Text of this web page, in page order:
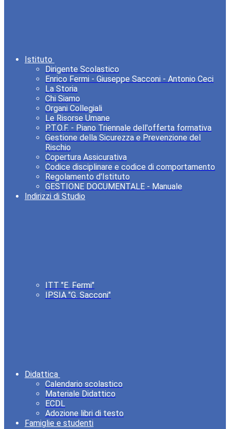
Istituto
Dirigente Scolastico
Enrico Fermi - Giuseppe Sacconi - Antonio Ceci
La Storia
Chi Siamo
Organi Collegiali
Le Risorse Umane
P.T.O.F. - Piano Triennale dell'offerta formativa
Gestione della Sicurezza e Prevenzione del
Rischio
Copertura Assicurativa
Codice disciplinare e codice di comportamento
Regolamento d'Istituto
GESTIONE DOCUMENTALE - Manuale
Indirizzi di Studio
ITT "E. Fermi"
IPSIA "G. Sacconi"
Didattica
Calendario scolastico
Materiale Didattico
ECDL
Adozione libri di testo
Famiglie e studenti